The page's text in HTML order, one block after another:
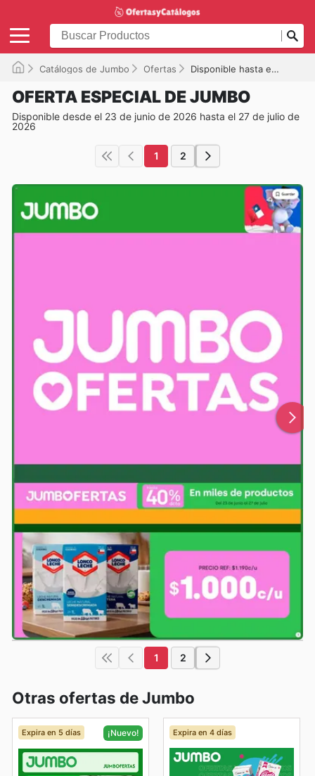
Catálogos de Jumbo Ofertas Disponible hasta el 27-07-2026
OFERTA ESPECIAL DE JUMBO
Disponible desde el 23 de junio de 2026 hasta el 27 de julio de
2026
1 2
1 2
Otras ofertas de Jumbo
Expira en 5 días ¡Nuevo! Expira en 4 días